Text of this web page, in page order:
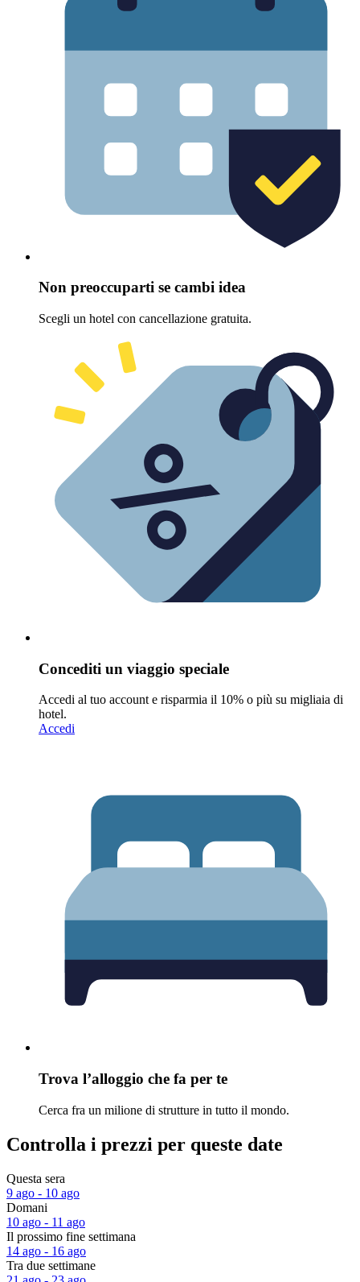
Non preoccuparti se cambi idea
Scegli un hotel con cancellazione gratuita.
Concediti un viaggio speciale
Accedi al tuo account e risparmia il 10% o più su migliaia di
hotel.
Accedi
Trova l’alloggio che fa per te
Cerca fra un milione di strutture in tutto il mondo.
Controlla i prezzi per queste date
Questa sera
9 ago - 10 ago
Domani
10 ago - 11 ago
Il prossimo fine settimana
14 ago - 16 ago
Tra due settimane